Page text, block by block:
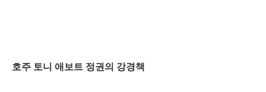
호주 토니 애보트 정권의 강경책